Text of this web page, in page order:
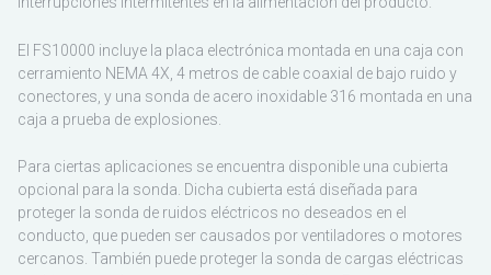
El FS10000 incluye la placa electrónica montada en una caja con
cerramiento NEMA 4X, 4 metros de cable coaxial de bajo ruido y
conectores, y una sonda de acero inoxidable 316 montada en una
caja a prueba de explosiones.
Para ciertas aplicaciones se encuentra disponible una cubierta
opcional para la sonda. Dicha cubierta está diseñada para
proteger la sonda de ruidos eléctricos no deseados en el
conducto, que pueden ser causados por ventiladores o motores
cercanos. También puede proteger la sonda de cargas eléctricas